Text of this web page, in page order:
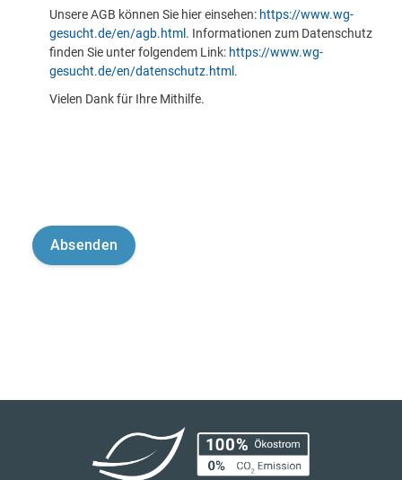
Unsere AGB können Sie hier einsehen: https://www.wg-
gesucht.de/en/agb.html . Informationen zum Datenschutz
finden Sie unter folgendem Link: https://www.wg-
gesucht.de/en/datenschutz.html .
Vielen Dank für Ihre Mithilfe.